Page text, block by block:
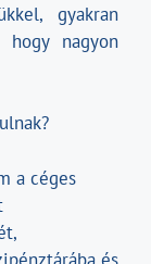
gyakran
hogy nagyon
a céges